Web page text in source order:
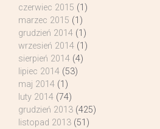
czerwiec 2015 (1)
marzec 2015 (1)
grudzień 2014 (1)
wrzesień 2014 (1)
sierpień 2014 (4)
lipiec 2014 (53)
maj 2014 (1)
luty 2014 (74)
grudzień 2013 (425)
listopad 2013 (51)